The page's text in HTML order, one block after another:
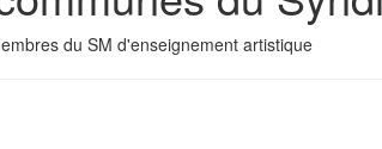
du SM d'enseignement artistique